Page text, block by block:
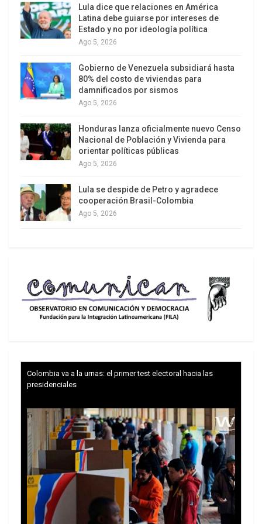
El presidente de Bielorrusia, Alexandr Lukashenko,
declaró que Occidente está dando pasos para
desmembrar a Ucrania y que Minsk se siente
El Kremlin advirtió sobre la militarización de
Europa, porque esa política «no contribuye a la
el portavoz de la Presidencia rusa, Dmitri Peskov.
Lituania ha puesto fin a los suministros de energía
EE.UU. está preparado para recurrir a sus reservas
ante escasez de gas.
hostilidades, entonces debería también imponer
sanciones a EE.UU.
Lula dice que relaciones en América
Latina debe guiarse por intereses de
Estado y no por ideología política
Ago 5, 2026
Gobierno de Venezuela subsidiará hasta
80% del costo de viviendas para
damnificados por sismos
Ago 5, 2026
Honduras lanza oficialmente nuevo Censo
Nacional de Población y Vivienda para
orientar políticas públicas
Ago 5, 2026
Lula se despide de Petro y agradece
cooperación Brasil-Colombia
Ago 5, 2026
Colombia va a la urnas: el primer test electoral hacia las
presidenciales